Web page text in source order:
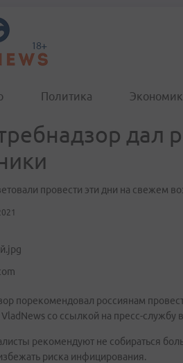
Политика
дал
провести эти дни на свежем
порекомендовал россиянам
со ссылкой на пресс-службу
рекомендуют не собираться
риска инфицирования.